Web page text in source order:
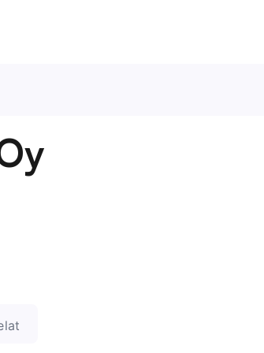
Tietoa meistä